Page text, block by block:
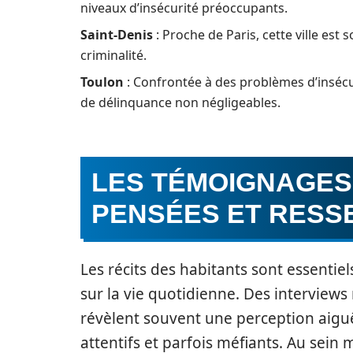
niveaux d’insécurité préoccupants.
Saint-Denis : Proche de Paris, cette ville est
criminalité.
Toulon : Confrontée à des problèmes
de délinquance non négligeables.
LES
PENSÉES ET
Les récits des habitants sont
sur la vie quotidienne. Des
révèlent souvent une perception
attentifs et parfois méfiants. Au sein